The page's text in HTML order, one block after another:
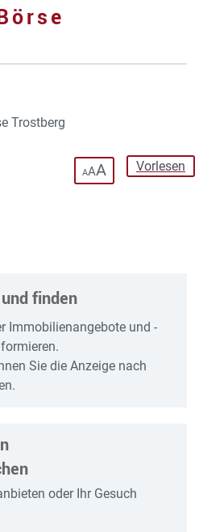
Trostberg
Vorlesen
AAA
finden
Immobilienangebote und -
Sie die Anzeige nach
oder Ihr Gesuch